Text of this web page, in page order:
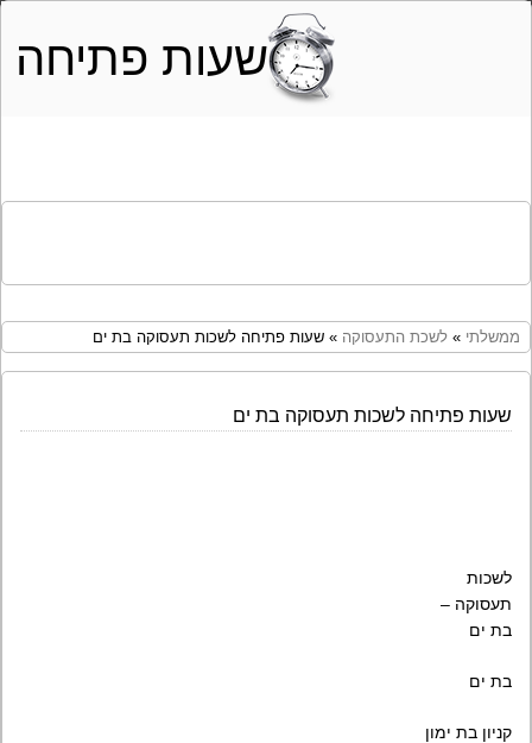
שעות פתיחה
ממשלתי » לשכת התעסוקה » שעות פתיחה לשכות תעסוקה בת ים
שעות פתיחה לשכות תעסוקה בת ים
לשכות
תעסוקה –
בת ים
בת ים
קניון בת ימון